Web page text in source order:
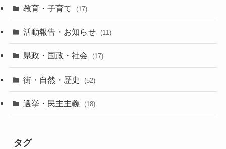
教育・子育て (17)
活動報告・お知らせ (11)
県政・国政・社会 (17)
街・自然・歴史 (52)
選挙・民主主義 (18)
タグ